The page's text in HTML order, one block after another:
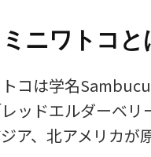
ニワトコと
コは学名
ッドエルダーベ
ア、北アメリカが